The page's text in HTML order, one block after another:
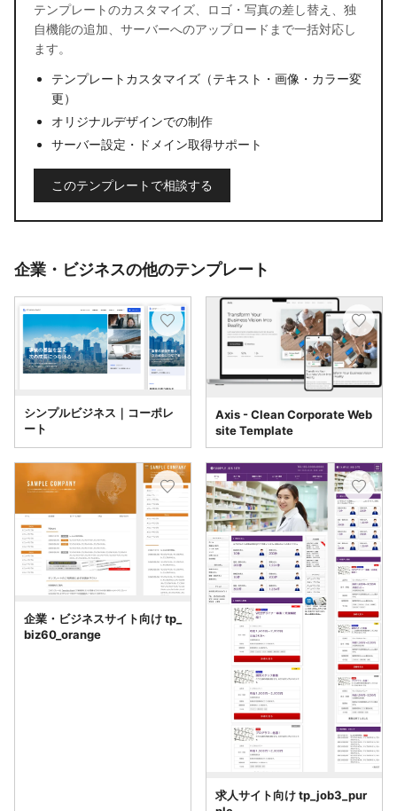
テンプレートのカスタマイズ、ロゴ・写真の差し替え、独
自機能の追加、サーバーへのアップロードまで一括対応し
ます。
テンプレートカスタマイズ（テキスト・画像・カラー変
更）
オリジナルデザインでの制作
サーバー設定・ドメイン取得サポート
このテンプレートで相談する
企業・ビジネスの他のテンプレート
シンプルビジネス｜コーポレ
ート
Axis - Clean Corporate Web
site Template
企業・ビジネスサイト向け tp_
biz60_orange
求人サイト向け tp_job3_pur